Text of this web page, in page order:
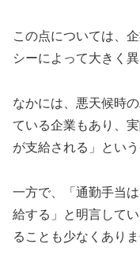
この点については、
シーによって大きく異
なかには、悪天候時
ている企業もあり、
が支給される」とい
一方で、「通勤手当
給する」と明言して
ることも少なくありま